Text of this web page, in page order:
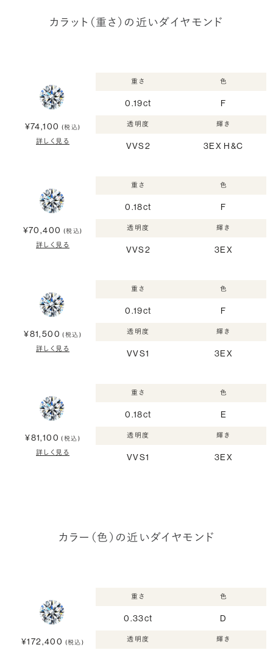
カラット（重さ）の近いダイヤモンド
¥74,100 (税込)
詳しく見る
重さ
0.19ct
色
F
透明度
VVS2
輝き
3EX H&C
¥70,400 (税込)
詳しく見る
重さ
0.18ct
色
F
透明度
VVS2
輝き
3EX
¥81,500 (税込)
詳しく見る
重さ
0.19ct
色
F
透明度
VVS1
輝き
3EX
¥81,100 (税込)
詳しく見る
重さ
0.18ct
色
E
透明度
VVS1
輝き
3EX
カラー（色）の近いダイヤモンド
¥172,400 (税込)
重さ
0.33ct
色
D
透明度 輝き